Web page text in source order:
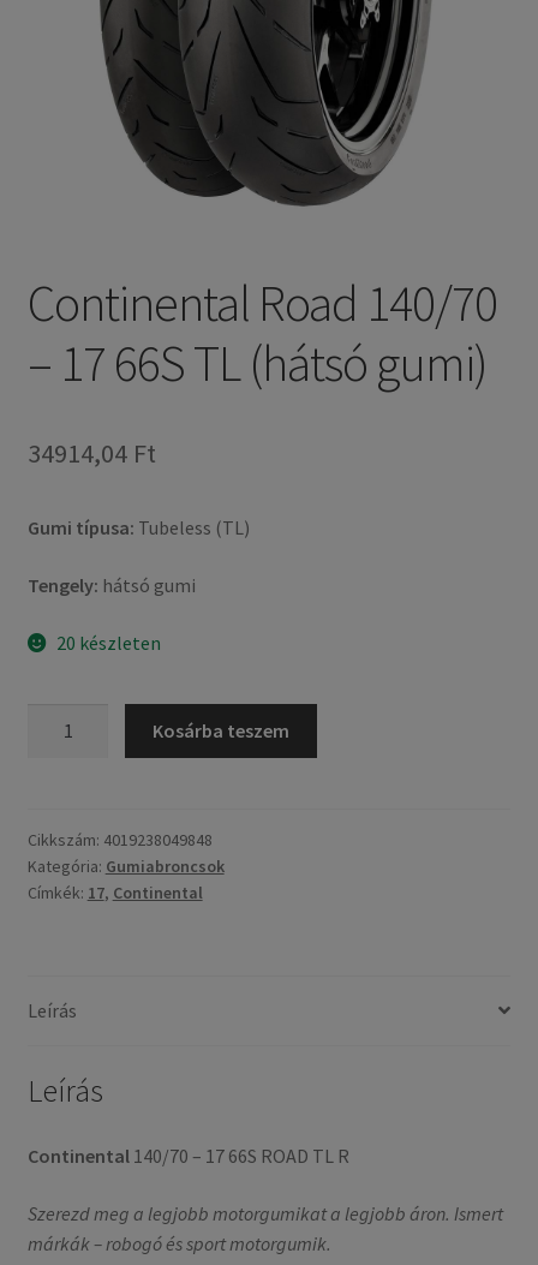
Continental Road 140/70
– 17 66S TL (hátsó gumi)
34914,04 Ft
Gumi típusa: Tubeless (TL)
Tengely: hátsó gumi
20 készleten
17
66S
TL
Kosárba teszem
Cikkszám: 4019238049848
Kategória: Gumiabroncsok
Címkék: 17, Continental
Leírás
Leírás
Continental140/70 – 17 66S ROAD TL R
Szerezd meg a legjobb motorgumikat a legjobb áron. Ismert
márkák – robogó és sport motorgumik.